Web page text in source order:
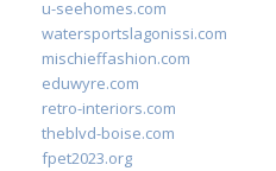
u-seehomes.com
watersportslagonissi.com
mischieffashion.com
eduwyre.com
retro-interiors.com
theblvd-boise.com
fpet2023.org